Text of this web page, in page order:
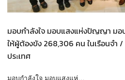
มอบกำลังใจ มอบแสงแห่งปัญญา มอ
ให้ผู้ต้องขัง 268,306 คน ในเรือนจำ
ประเทศ
มอบกำลังใจ มอบแสงแห่…